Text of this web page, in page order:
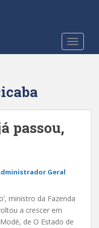
passou,
Geral
ministro da Fazenda
a crescer em
de O Estado de